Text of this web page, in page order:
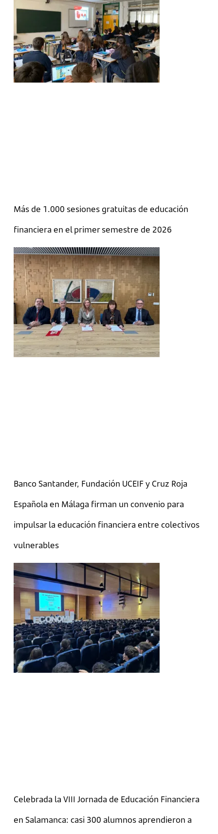
Más de 1.000 sesiones gratuitas de educación
financiera en el primer semestre de 2026
Banco Santander, Fundación UCEIF y Cruz Roja
Española en Málaga firman un convenio para
impulsar la educación financiera entre colectivos
vulnerables
Celebrada la VIII Jornada de Educación Financiera
en Salamanca: casi 300 alumnos aprendieron a